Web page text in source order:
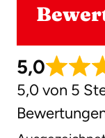
5,0
5,0 von 5